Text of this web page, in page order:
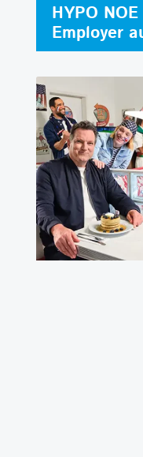
HYPO
Employer